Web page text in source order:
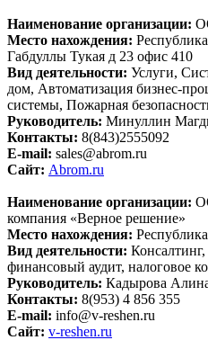
Наименование организации:
Место нахождения:
Габдуллы Тукая д 23 офис 410
Вид деятельности: Услуги,
дом, Автоматизация бизнес-
системы, Пожарная
Руководитель: Минуллин
Контакты: 8(843)2555092
E-mail: sales@abrom.ru
Сайт: Abrom.ru
Наименование организации:
компания «Верное решение»
Место нахождения:
Вид деятельности: Консалтинг,
финансовый аудит, налоговое
Руководитель: Кадырова
Контакты: 8(953) 4 856 355
E-mail: info@v-reshen.ru
Сайт: v-reshen.ru